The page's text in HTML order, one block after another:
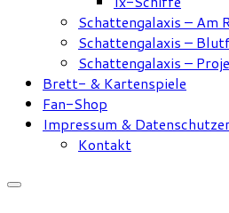
Schattengalaxis – Am
Schattengalaxis –
Schattengalaxis –
Brett- & Kartenspiele
Fan-Shop
Impressum &
Kontakt